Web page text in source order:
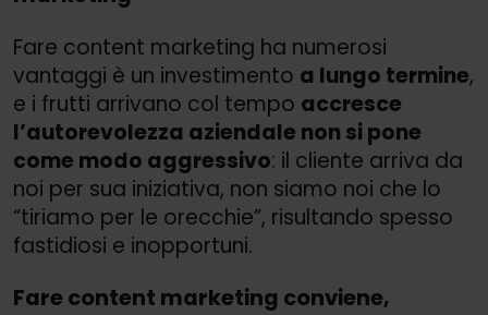
Fare content marketing ha numerosi
vantaggi è un investimento a lungo termine,
e i frutti arrivano col tempo accresce
l’autorevolezza aziendale non si pone
come modo aggressivo: il cliente arriva da
noi per sua iniziativa, non siamo noi che lo
“tiriamo per le orecchie”, risultando spesso
fastidiosi e inopportuni.
Fare content marketing conviene,